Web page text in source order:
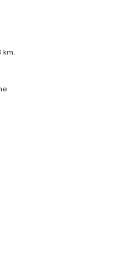
als 5 Kilometer von der
als 5 Kilometer von
als 4 Kilometer von der Villa
als 100 Kilometer von der
(> 100 Kilometer)
Familien mit Kindern
im Mietpreis der Villa
Aufpreis
km.